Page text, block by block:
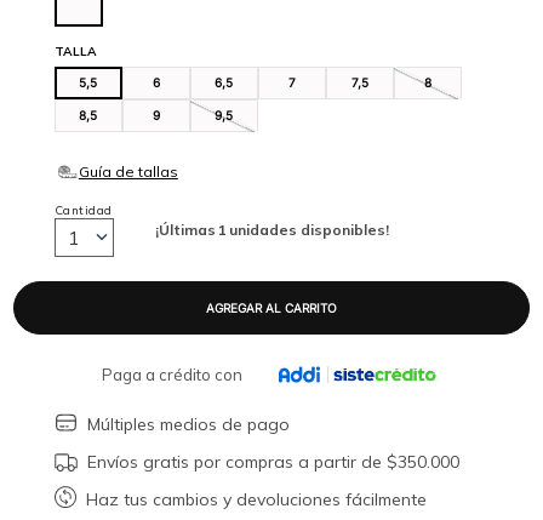
TALLA
5,5 6 6,5 7 7,5 8
8,5 9 9,5
¡Últimas 1 unidades disponibles!
Cantidad
1
Paga a crédito con
Múltiples medios de pago
Envíos gratis por compras a partir de $350.000
Haz tus cambios y devoluciones fácilmente